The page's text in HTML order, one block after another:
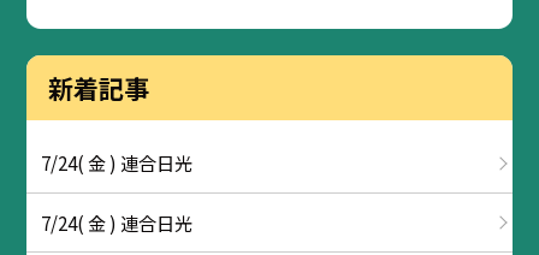
新着記事
7/24( 金 ) 連合日光
7/24( 金 ) 連合日光